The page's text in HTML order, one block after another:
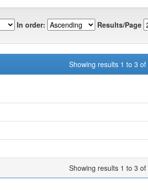
In order: Results/Page
Showing results 1 to 3 of
Showing results 1 to 3 of